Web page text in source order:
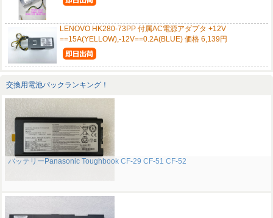
LENOVO HK280-73PP 付属AC電源アダプタ +12V
==15A(YELLOW),-12V==0.2A(BLUE) 価格 6,139円
交換用電池パックランキング！
バッテリーPanasonic Toughbook CF-29 CF-51 CF-52